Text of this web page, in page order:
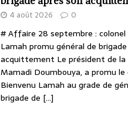
4 août 2026 0
# Affaire 28 septembre : colonel
Lamah promu général de
acquittement Le président de
Mamadi Doumbouya, a promu le
Bienvenu Lamah au grade de
brigade de [...]